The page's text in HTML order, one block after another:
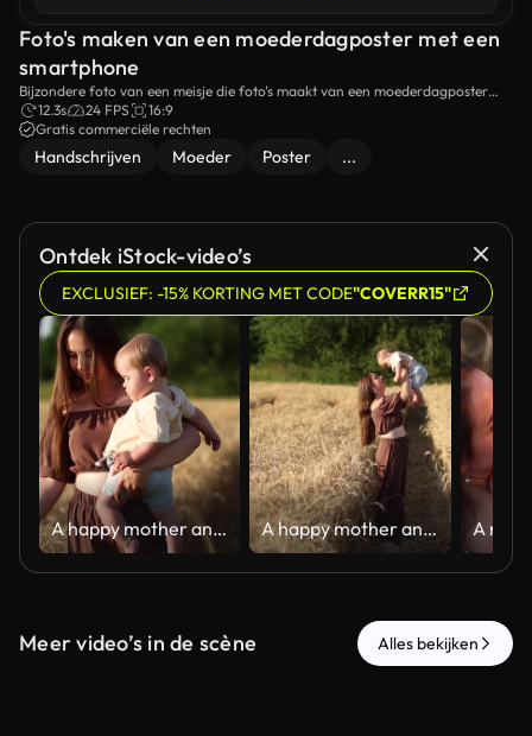
Foto's maken van een moederdagposter met een
smartphone
Bijzondere foto van een meisje die foto's maakt van een moederdagposter
met haar smartphone.
12.3s 24 FPS
16:9
Gratis commerciële rechten
Handschrijven Moeder Poster ...
Ontdek iStock-video’s
EXCLUSIEF: -15% KORTING MET CODE"COVERR15"
A happy mother and her seven-month-old son walk through a wheat field A happy mother and her seven-month-old son walk through a wheat field
Meer video’s in de scène Alles bekijken